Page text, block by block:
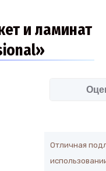
и ламинат
Отличная